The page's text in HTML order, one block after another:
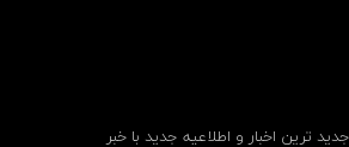
ترین اخبار و اطلاعیه جدید با خبر